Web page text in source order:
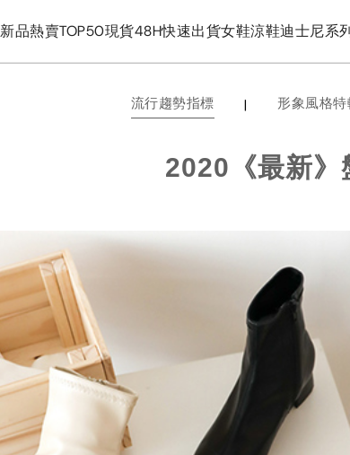
新品熱賣TOP50現貨48H快速出貨女鞋涼鞋迪士尼系
流行趨勢指標 | 形象風格特
2020《最新》